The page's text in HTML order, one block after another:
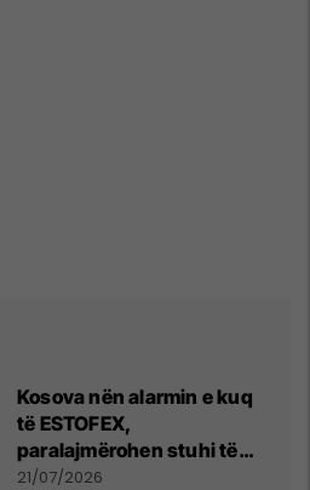
Kosova nën alarmin e kuq
të ESTOFEX,
paralajmërohen stuhi të
fuqishme me breshër dhe
21/07/2026